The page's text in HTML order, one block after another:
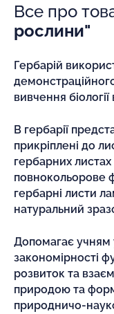
Все про
рослини"
Гербарій
вивчення
В гербарії
прикріплені до
гербарних листах
повнокольорове
гербарні листи
натуральний
Допомагає учням
закономірності
розвиток та
природою та
природничо-